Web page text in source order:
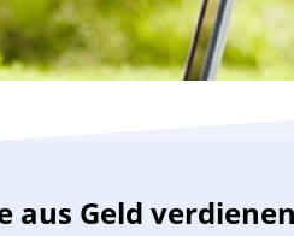
aus Geld